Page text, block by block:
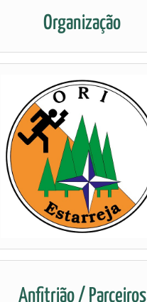
Organização
Anfitrião / Parceiros